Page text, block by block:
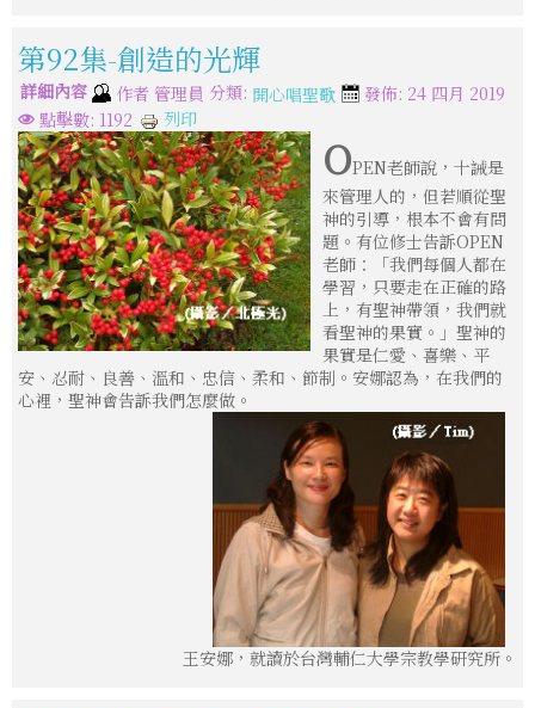
第92集-創造的光輝
詳細內容 作者 管理員 分類: 開心唱聖歌
發佈: 24 四月 2019
點擊數: 1192
列印
OPEN老師說，十誡是
來管理人的，但若順從聖
神的引導，根本不會有問
題。有位修士告訴OPEN
老師：「我們每個人都在
學習，只要走在正確的路
上，有聖神帶領，我們就
看聖神的果實。」聖神的
果實是仁愛、喜樂、平
安、忍耐、良善、溫和、忠信、柔和、節制。安娜認為，在我們的
心裡，聖神會告訴我們怎麼做。
王安娜，就讀於台灣輔仁大學宗教學研究所。